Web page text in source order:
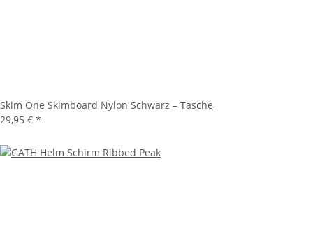
Skim One Skimboard Nylon Schwarz – Tasche
29,95 € *